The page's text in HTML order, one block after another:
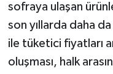
sofraya ulaşan
son yıllarda daha
ile tüketici fiyatları
oluşması, halk